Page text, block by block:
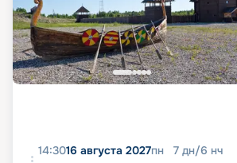
14:3016 августа 2027пн 7 дн/6 нч